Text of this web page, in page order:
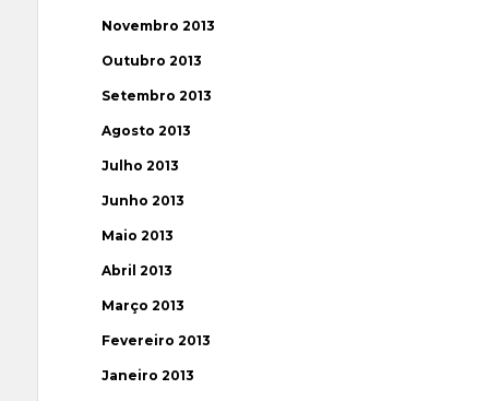
Novembro 2013
Outubro 2013
Setembro 2013
Agosto 2013
Julho 2013
Junho 2013
Maio 2013
Abril 2013
Março 2013
Fevereiro 2013
Janeiro 2013